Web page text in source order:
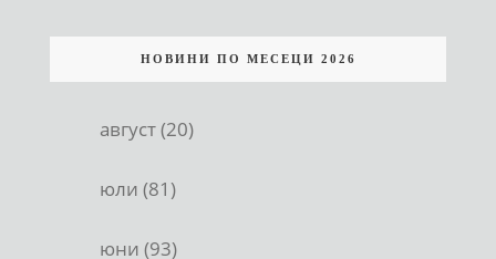
НОВИНИ ПО МЕСЕЦИ 2026
август (20)
юли (81)
юни (93)